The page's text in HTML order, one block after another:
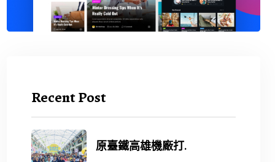
Recent Post
原臺鐵高雄機廠打.